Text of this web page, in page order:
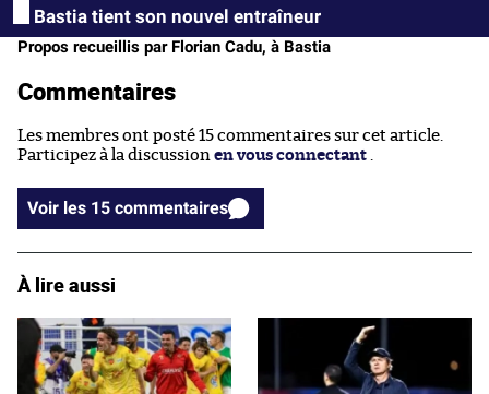
Bastia tient son nouvel entraîneur
Propos recueillis par Florian Cadu, à Bastia
Commentaires
Les membres ont posté 15 commentaires sur cet article.
Participez à la discussion en vous connectant
Voir les 15 commentaires
À lire aussi